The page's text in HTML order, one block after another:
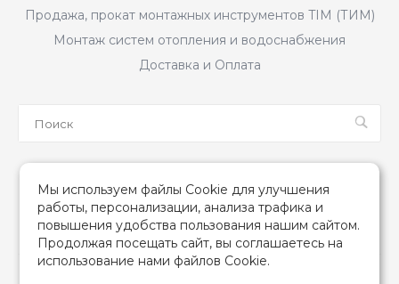
Продажа, прокат монтажных инструментов TIM (ТИМ)
Монтаж систем отопления и водоснабжения
Доставка и Оплата
Мы используем файлы Cookie для улучшения
работы, персонализации, анализа трафика и
повышения удобства пользования нашим сайтом.
Продолжая посещать сайт, вы соглашаетесь на
использование нами файлов Cookie.